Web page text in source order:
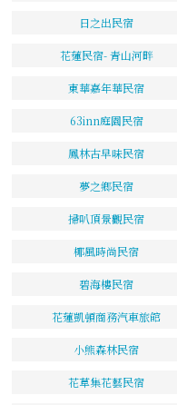
日之出民宿
花蓮民宿- 青山河畔
東華嘉年華民宿
63inn庭園民宿
鳳林古早味民宿
夢之鄉民宿
掃叭頂景觀民宿
椰風時尚民宿
碧海樓民宿
花蓮凱頓商務汽車旅館
小熊森林民宿
花草集花藝民宿